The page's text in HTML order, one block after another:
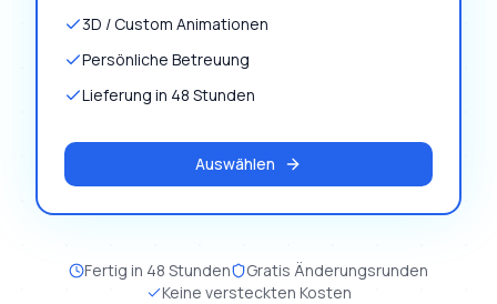
3D / Custom Animationen
Persönliche Betreuung
Lieferung in 48 Stunden
Auswählen
Fertig in 48 Stunden
Gratis Änderungsrunden
Keine versteckten Kosten